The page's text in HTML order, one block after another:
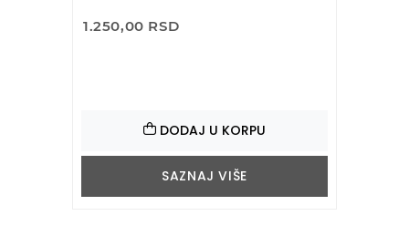
1.250,00 RSD
DODAJ U KORPU
SAZNAJ VIŠE